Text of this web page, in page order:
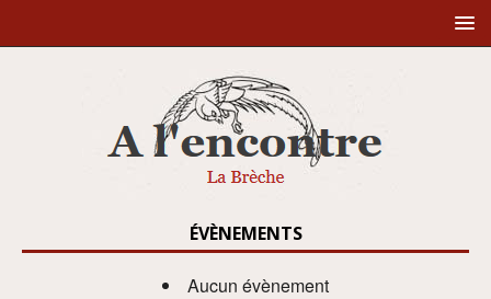
ÉVÈNEMENTS
Aucun évènement